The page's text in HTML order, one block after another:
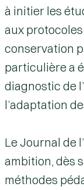
à initier les
aux
conservation
particulière a
diagnostic de
l’adaptation
Le Journal de
ambition, dès
méthodes